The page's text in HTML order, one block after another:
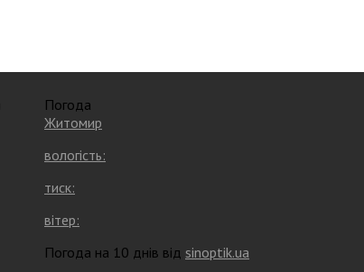
Погода
Житомир
вологість:
тиск:
вітер:
Погода на 10 днів від sinoptik.ua